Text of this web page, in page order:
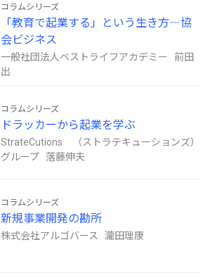
コラムシリーズ
「教育で起業する」という生き方―協
会ビジネス
一般社団法人ベストライフアカデミー 前田
出
コラムシリーズ
ドラッカーから起業を学ぶ
StrateCutions （ストラテキューションズ）
グループ 落藤伸夫
コラムシリーズ
新規事業開発の勘所
株式会社アルゴバース 瀧田理康